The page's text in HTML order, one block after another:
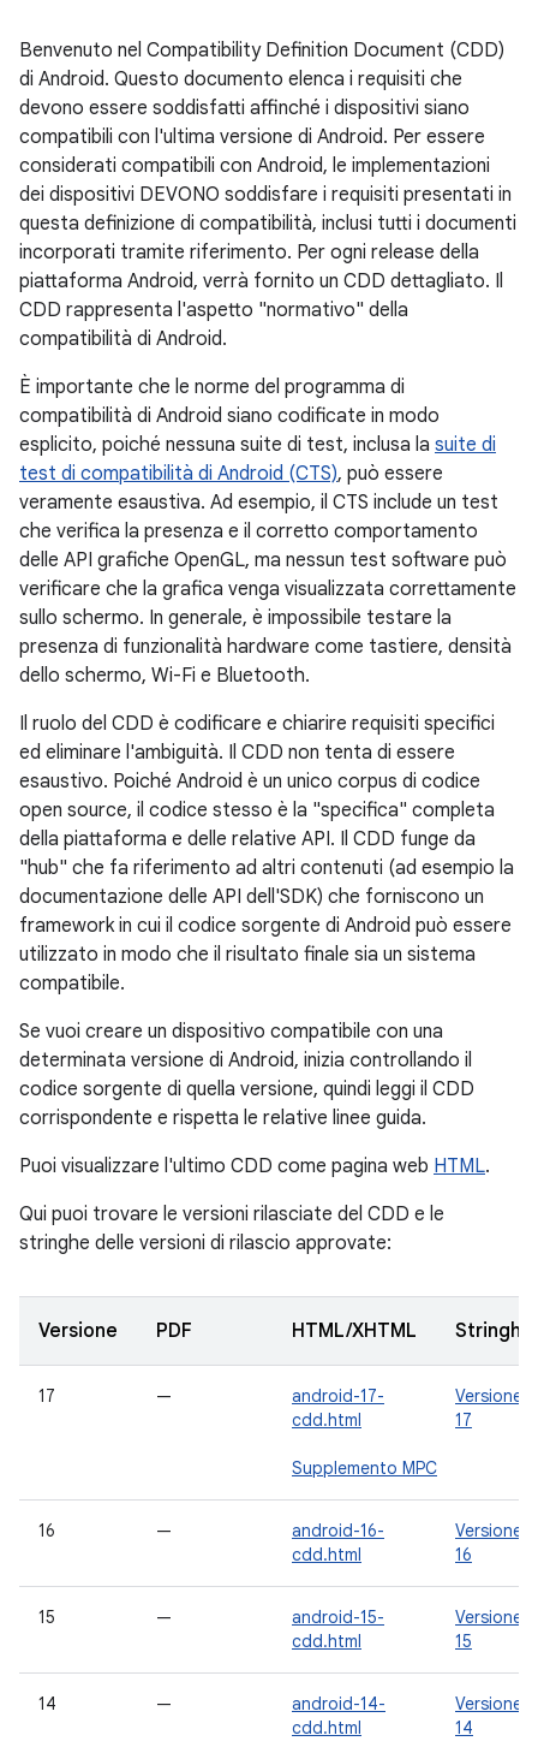
Benvenuto nel Compatibility Definition Document (CDD)
di Android. Questo documento elenca i requisiti che
devono essere soddisfatti affinché i dispositivi siano
compatibili con l'ultima versione di Android. Per essere
considerati compatibili con Android, le implementazioni
dei dispositivi DEVONO soddisfare i requisiti presentati in
questa definizione di compatibilità, inclusi tutti i documenti
incorporati tramite riferimento. Per ogni release della
piattaforma Android, verrà fornito un CDD dettagliato. Il
CDD rappresenta l'aspetto "normativo" della
compatibilità di Android.
È importante che le norme del programma di
compatibilità di Android siano codificate in modo
esplicito, poiché nessuna suite di test, inclusa la suite di
test di compatibilità di Android (CTS), può essere
veramente esaustiva. Ad esempio, il CTS include un test
che verifica la presenza e il corretto comportamento
delle API grafiche OpenGL, ma nessun test software può
verificare che la grafica venga visualizzata correttamente
sullo schermo. In generale, è impossibile testare la
presenza di funzionalità hardware come tastiere, densità
dello schermo, Wi-Fi e Bluetooth.
Il ruolo del CDD è codificare e chiarire requisiti specifici
ed eliminare l'ambiguità. Il CDD non tenta di essere
esaustivo. Poiché Android è un unico corpus di codice
open source, il codice stesso è la "specifica" completa
della piattaforma e delle relative API. Il CDD funge da
"hub" che fa riferimento ad altri contenuti (ad esempio la
documentazione delle API dell'SDK) che forniscono un
framework in cui il codice sorgente di Android può essere
utilizzato in modo che il risultato finale sia un sistema
compatibile.
Se vuoi creare un dispositivo compatibile con una
determinata versione di Android, inizia controllando il
codice sorgente di quella versione, quindi leggi il CDD
corrispondente e rispetta le relative linee guida.
Puoi visualizzare l'ultimo CDD come pagina web HTML.
Qui puoi trovare le versioni rilasciate del CDD e le
stringhe delle versioni di rilascio approvate:
Versione PDF HTML/XHTML Stringhe
17 —
android-17-
cdd.html
Versione
17
Supplemento MPC
16 —
android-16-
cdd.html
Versione
16
15 —
android-15-
cdd.html
Versione
15
14 —
android-14-
cdd.html
Versione
14